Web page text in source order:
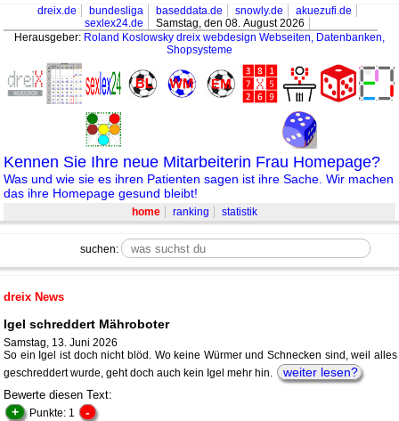
dreix.de bundesliga baseddata.de snowly.de
akuezufi.de
sexlex24.de
Samstag, den 08. August 2026
Herausgeber: Roland Koslowsky dreix webdesign Webseiten, Datenbanken,
Shopsysteme
Kennen Sie Ihre neue Mitarbeiterin Frau Homepage?
Was und wie sie es ihren Patienten sagen ist ihre Sache. Wir machen
das ihre Homepage gesund bleibt!
home ranking statistik
suchen:
dreix News
Igel schreddert Mähroboter
Samstag, 13. Juni 2026
So ein Igel ist doch nicht blöd. Wo keine Würmer und Schnecken sind, weil alles
geschreddert wurde, geht doch auch kein Igel mehr hin.
weiter lesen?
Bewerte diesen Text:
+ Punkte: 1 -